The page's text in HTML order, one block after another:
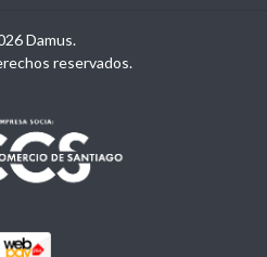
Damus.
reservados.